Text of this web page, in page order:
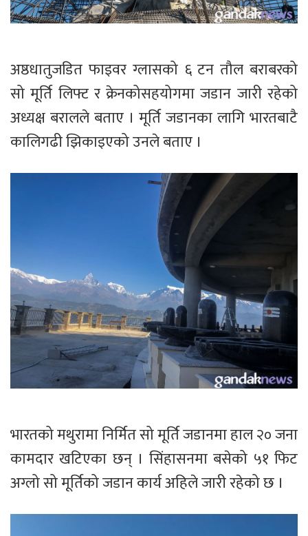
अष्ठधातुजडित फाइवर ग्लासको ६ टन तौल बराबरको
सो मूर्ति लिफ्ट र क्रेनकोसहयोगमा जडान जारी रहेको
अध्यक्ष बरालले बताए । मूर्ति जडानका लागि भारतबाटै
कालिगढी झिकाइएको उनले बताए ।
भारतको मथुरामा निर्मित सो मूर्ति जडानमा हाल २० जना
कामदार खटिएका छन् । सिंहासनमा बसेको ५१ फिट
अग्लो सो मूर्तिको जडान कार्य अहिले जारी रहेको छ ।